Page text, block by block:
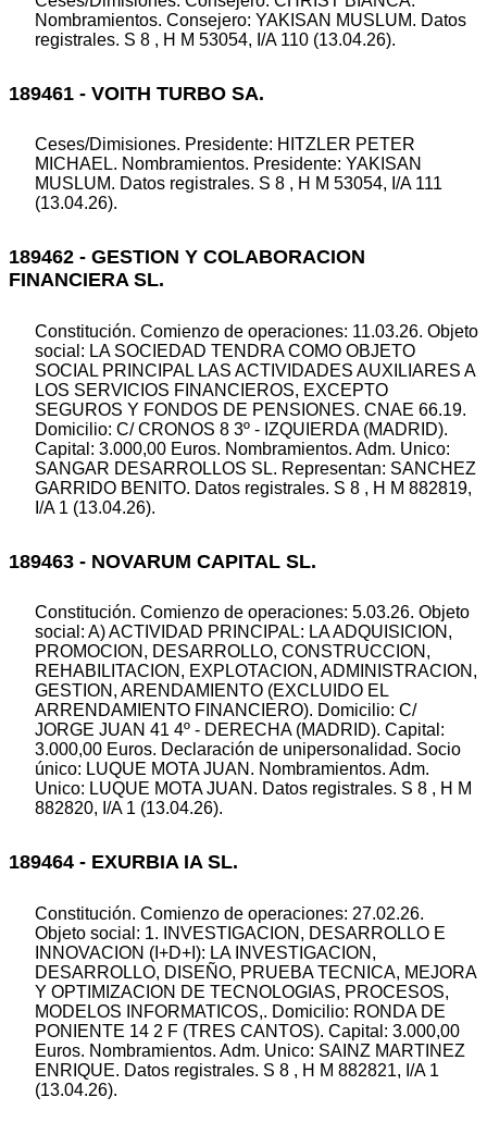
Nombramientos. Consejero: YAKISAN MUSLUM. Datos
registrales. S 8 , H M 53054, I/A 110 (13.04.26).
189461 - VOITH TURBO SA.
Ceses/Dimisiones. Presidente: HITZLER PETER
MICHAEL. Nombramientos. Presidente: YAKISAN
MUSLUM. Datos registrales. S 8 , H M 53054, I/A 111
(13.04.26).
189462 - GESTION Y COLABORACION
FINANCIERA SL.
Constitución. Comienzo de operaciones: 11.03.26. Objeto
social: LA SOCIEDAD TENDRA COMO OBJETO
SOCIAL PRINCIPAL LAS ACTIVIDADES AUXILIARES A
LOS SERVICIOS FINANCIEROS, EXCEPTO
SEGUROS Y FONDOS DE PENSIONES. CNAE 66.19.
Domicilio: C/ CRONOS 8 3º - IZQUIERDA (MADRID).
Capital: 3.000,00 Euros. Nombramientos. Adm. Unico:
SANGAR DESARROLLOS SL. Representan: SANCHEZ
GARRIDO BENITO. Datos registrales. S 8 , H M 882819,
I/A 1 (13.04.26).
189463 - NOVARUM CAPITAL SL.
Constitución. Comienzo de operaciones: 5.03.26. Objeto
social: A) ACTIVIDAD PRINCIPAL: LA ADQUISICION,
PROMOCION, DESARROLLO, CONSTRUCCION,
REHABILITACION, EXPLOTACION, ADMINISTRACION,
GESTION, ARENDAMIENTO (EXCLUIDO EL
ARRENDAMIENTO FINANCIERO). Domicilio: C/
JORGE JUAN 41 4º - DERECHA (MADRID). Capital:
3.000,00 Euros. Declaración de unipersonalidad. Socio
único: LUQUE MOTA JUAN. Nombramientos. Adm.
Unico: LUQUE MOTA JUAN. Datos registrales. S 8 , H M
882820, I/A 1 (13.04.26).
189464 - EXURBIA IA SL.
Constitución. Comienzo de operaciones: 27.02.26.
Objeto social: 1. INVESTIGACION, DESARROLLO E
INNOVACION (I+D+I): LA INVESTIGACION,
DESARROLLO, DISEÑO, PRUEBA TECNICA, MEJORA
Y OPTIMIZACION DE TECNOLOGIAS, PROCESOS,
MODELOS INFORMATICOS,. Domicilio: RONDA DE
PONIENTE 14 2 F (TRES CANTOS). Capital: 3.000,00
Euros. Nombramientos. Adm. Unico: SAINZ MARTINEZ
ENRIQUE. Datos registrales. S 8 , H M 882821, I/A 1
(13.04.26).